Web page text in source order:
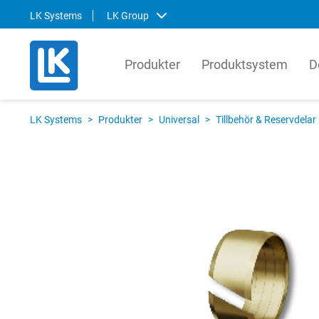
LK Systems LK Group
LK Systems
LK Systems är ledande i Norden inom
LK
Svenska
English
Produkter Produktsystem
LK Systems > Produkter > Universal > Tillbehör & Reservdelar